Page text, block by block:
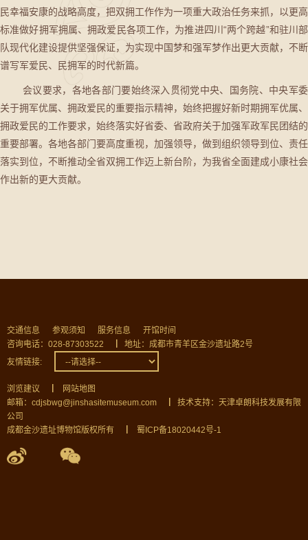
民幸福安康的战略高度，把双拥工作作为一项重大政治任务来抓，以更高
标准做好拥军拥属、拥政爱民各项工作，为推进四川“两个跨越”和驻川部
队现代化建设提供坚强保证，为实现中国梦和强军梦作出更大贡献，不断
谱写军爱民、民拥军的时代新篇。
会议要求，各地各部门要始终深入贯彻党中央、国务院、中央军委
关于拥军优属、拥政爱民的重要指示精神，始终把握好新时期拥军优属、
拥政爱民的工作要求，始终落实好省委、省政府关于加强军政军民团结的
重要部署。各地各部门要高度重视，加强领导，做到组织领导到位、责任
落实到位，不断推动全省双拥工作迈上新台阶，为我省全面建成小康社会
作出新的更大贡献。
交通信息 参观须知 服务信息
开馆时间
咨询电话：028-87303522
地址：成都市青羊区金沙遗址路2号
友情链接:
浏览建议
网站地图
邮箱：cdjsbwg@jinshasitemuseum.com
技术支持：天津卓朗科技发展有限
公司
成都金沙遗址博物馆版权所有
蜀ICP备18020442号-1